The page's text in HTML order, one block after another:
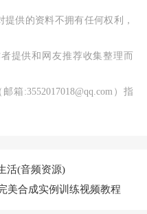
供的资料不拥有任何权利，
提供和网友推荐收集整理而
箱:3552017018@qq.com）指
活(音频资源)
美合成实例训练视频教程